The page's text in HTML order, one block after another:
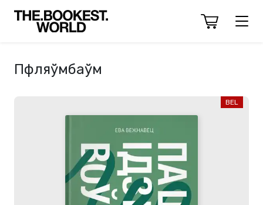
Пфляўмбаўм
BEL